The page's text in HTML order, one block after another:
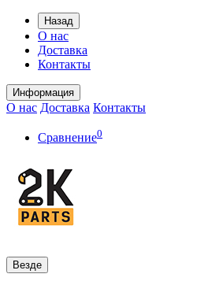
Назад
О нас
Доставка
Контакты
Информация
О нас Доставка Контакты
Сравнение0
Везде